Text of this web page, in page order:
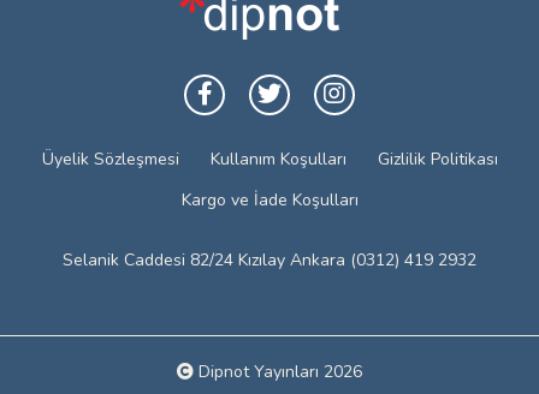
Üyelik Sözleşmesi Kullanım Koşulları
Gizlilik Politikası
Kargo ve İade Koşulları
Selanik Caddesi 82/24 Kızılay Ankara (0312) 419 2932
Dipnot Yayınları 2026